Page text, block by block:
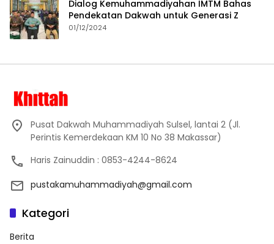
Dialog Kemuhammadiyahan IMTM Bahas
Pendekatan Dakwah untuk Generasi Z
01/12/2024
Pusat Dakwah Muhammadiyah Sulsel, lantai 2 (Jl.
Perintis Kemerdekaan KM 10 No 38 Makassar)
Haris Zainuddin : 0853-4244-8624
pustakamuhammadiyah@gmail.com
Kategori
Berita